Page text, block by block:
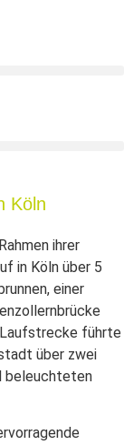
Köln
ihrer
in Köln über 5
einer
Laufstrecke führte
über zwei
beleuchteten